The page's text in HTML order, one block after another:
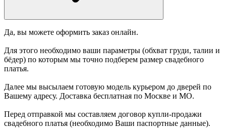
Да, вы можете оформить заказ онлайн.
Для этого необходимо ваши параметры (обхват груди, талии и
бёдер) по которым мы точно подберем размер свадебного
платья.
Далее мы высылаем готовую модель курьером до дверей по
Вашему адресу. Доставка бесплатная по Москве и МО.
Перед отправкой мы составляем договор купли-продажи
свадебного платья (необходимо Ваши паспортные данные).